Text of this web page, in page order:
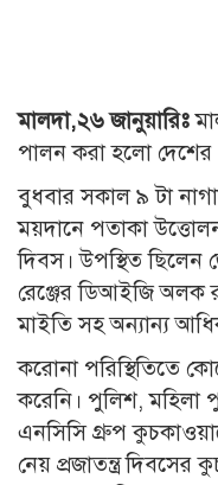
মালদা,২৬ জানুয়ারিঃ
পালন করা হলো দেশের
বুধবার সকাল ৯ টা
ময়দানে পতাকা
দিবস। উপস্থিত ছিলেন
রেঞ্জের ডিআইজি অলক
মাইতি সহ অন্যান্য
করোনা পরিস্থিতিতে
করেনি। পুলিশ, মহিলা
এনসিসি গ্রুপ
নেয় প্রজাতন্ত্র দিবসের